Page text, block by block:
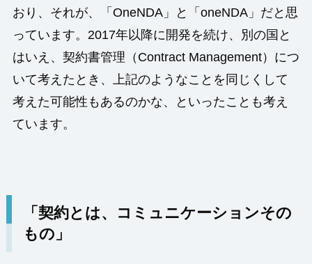
おり、それが、「OneNDA」と「oneNDA」だと思
っています。2017年以降に開発を続け、別の国と
はいえ、契約書管理（Contract Management）につ
いて考えたとき、上記のようなことを同じくして
考えた可能性もあるのかな、といったことも考え
ています。
「契約とは、コミュニケーションその
もの」